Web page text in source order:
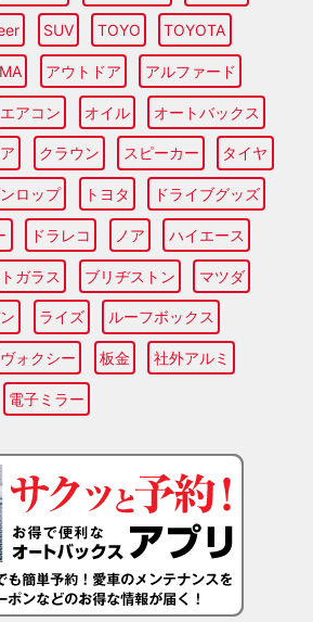
SUV TOYO TOYOTA
アウトドア アルファード
エアコン オイル オートバックス
クラウン スピーカー タイヤ
ロップ トヨタ ドライブグッズ
ドラレコ ノア ハイエース
ガラス ブリヂストン マツダ
ライズ ルーフボックス
ヴォクシー 板金 社外アルミ
電子ミラー